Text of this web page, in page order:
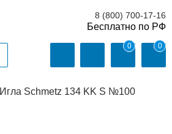
8 (800) 700-17-16
0 0
Игла Schmetz 134 KK S №100